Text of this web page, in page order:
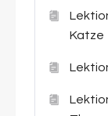
flexibel und
kannst.
Deine
Katze